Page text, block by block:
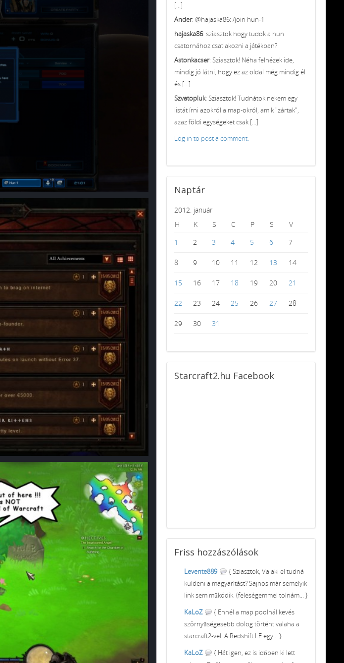
[...]
Ander: @hajaska86: /join hun-1
hajaska86: sziasztok hogy tudok a hun
csatornához csatlakozni a játékban?
Astonkacser: Sziasztok! Néha felnézek ide,
mindig jó látni, hogy ez az oldal még mindig él
és [...]
Szvatopluk: Sziasztok! Tudnátok nekem egy
listát írni azokról a map-okról, amik "zártak",
azaz földi egységeket csak [...]
Log in to post a comment.
Naptár
2012. január
H
K S C P S
V
1
2 3 4 5 6 7
8 9 10 11 12 13 14
15 16 17 18 19 20 21
22 23 24 25 26 27 28
29 30 31
Starcraft2.hu Facebook
Friss hozzászólások
Levente889
{ Sziasztok, Valaki el tudná
küldeni a magyarítást? Sajnos már semelyik
link sem működik. (feleségemmel tolnám... }
KaLoZ
{ Ennél a map poolnál kevés
szörnyűségesebb dolog történt valaha a
starcraft2-vel. A Redshift LE egy... }
KaLoZ
{ Hát igen, ez is időben ki lett